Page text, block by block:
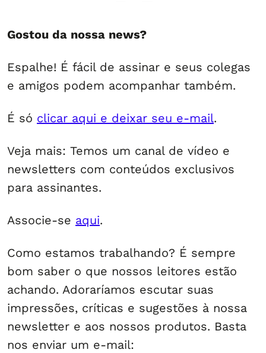
Gostou da nossa news?
Espalhe! É fácil de assinar e seus colegas
e amigos podem acompanhar também.
É só clicar aqui e deixar seu e-mail.
Veja mais: Temos um canal de vídeo e
newsletters com conteúdos exclusivos
para assinantes.
Associe-se aqui.
Como estamos trabalhando? É sempre
bom saber o que nossos leitores estão
achando. Adoraríamos escutar suas
impressões, críticas e sugestões à nossa
newsletter e aos nossos produtos. Basta
nos enviar um e-mail: